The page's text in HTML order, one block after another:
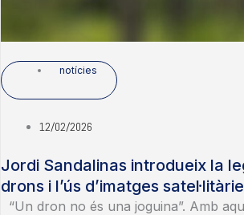
notícies
12/02/2026
Jordi Sandalinas introdueix la
drons i l’ús d’imatges
“Un dron no és una joguina”. Amb